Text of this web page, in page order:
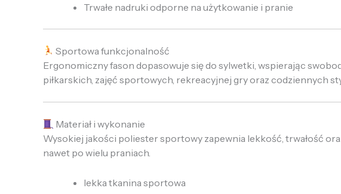
Trwałe nadruki odporne na użytkowanie i pranie
Sportowa funkcjonalność
Ergonomiczny fason dopasowuje się do sylwetki, wspierając
piłkarskich, zajęć sportowych, rekreacyjnej gry oraz codziennych
Materiał i wykonanie
Wysokiej jakości poliester sportowy zapewnia lekkość, trwałość
nawet po wielu praniach.
lekka tkanina sportowa